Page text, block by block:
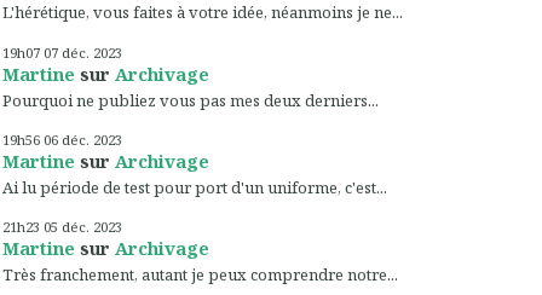
L'hérétique, vous faites à votre idée, néanmoins je ne...
19h07 07 déc. 2023
Martine sur Archivage
Pourquoi ne publiez vous pas mes deux derniers...
19h56 06 déc. 2023
Martine sur Archivage
Ai lu période de test pour port d'un uniforme, c'est...
21h23 05 déc. 2023
Martine sur Archivage
Très franchement, autant je peux comprendre notre...